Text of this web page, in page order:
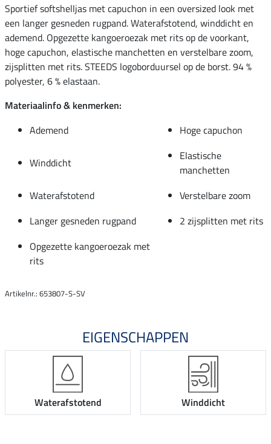
Sportief softshelljas met capuchon in een oversized look met
een langer gesneden rugpand. Waterafstotend, winddicht en
ademend. Opgezette kangoeroezak met rits op de voorkant,
hoge capuchon, elastische manchetten en verstelbare zoom,
zijsplitten met rits. STEEDS logoborduursel op de borst. 94 %
polyester, 6 % elastaan.
Materiaalinfo & kenmerken:
Ademend
Hoge capuchon
Winddicht
Elastische
manchetten
Waterafstotend
Verstelbare zoom
Langer gesneden rugpand
2 zijsplitten met rits
Opgezette kangoeroezak met
rits
Artikelnr.: 653807-S-SV
EIGENSCHAPPEN
Waterafstotend Winddicht